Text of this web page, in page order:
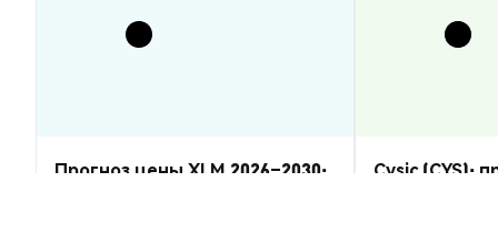
Прогноз цены XLM 2026–2030:
Cysic (CYS):